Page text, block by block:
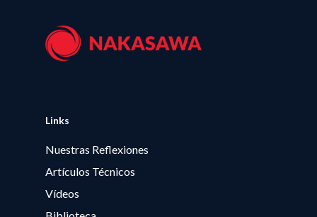
Links
Nuestras Reflexiones
Artículos Técnicos
Vídeos